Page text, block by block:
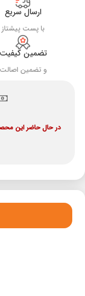
ارسال سریع
با پست پیشتاز
تضمین کیفیت
و تضمین اصالت
در حال حاضر این